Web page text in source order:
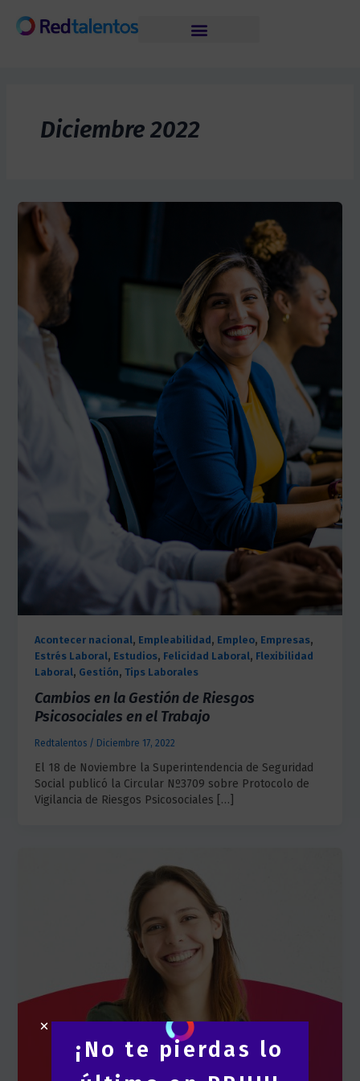
content
Diciembre 2022
Acontecer nacional, Empleabilidad, Empleo, Empresas,
Estrés Laboral, Estudios, Felicidad Laboral, Flexibilidad
Laboral, Gestión, Tips Laborales
Cambios en la Gestión de Riesgos
Psicosociales en el Trabajo
Redtalentos / Diciembre 17, 2022
El 18 de Noviembre la Superintendencia de Seguridad
Social publicó la Circular Nº3709 sobre Protocolo de
Vigilancia de Riesgos Psicosociales […]
¡No te pierdas lo